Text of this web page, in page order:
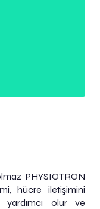
PHYSIOTRON
hücre iletişimini
yardımcı olur ve